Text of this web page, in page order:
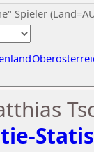
Spieler